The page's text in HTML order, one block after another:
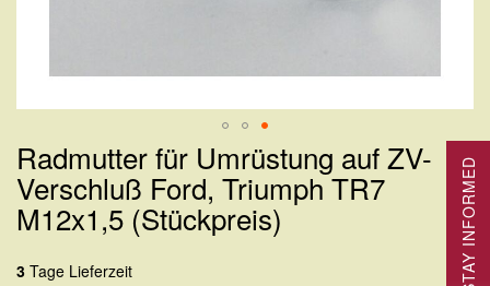
Zum
Anfang
der
springen
Radmutter für Umrüstung auf ZV-
Verschluß Ford, Triumph TR7
M12x1,5 (Stückpreis)
3 Tage Lieferzeit STAY INFORMED